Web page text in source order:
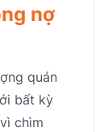
nợ
quán
bất kỳ
chìm